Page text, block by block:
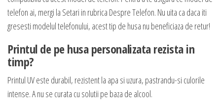
telefon ai, mergi la Setari in rubrica Despre Telefon. Nu uita ca daca iti
gresesti modelul telefonului, acest tip de husa nu beneficiaza de retur!
Printul de pe husa personalizata rezista in
timp?
Printul UV este durabil, rezistent la apa si uzura, pastrandu-si culorile
intense. A nu se curata cu solutii pe baza de alcool.